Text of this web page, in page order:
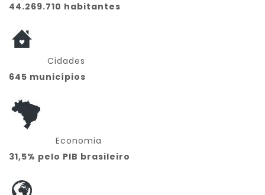
44.269.710 habitantes
Cidades
645 municípios
Economia
31,5% pelo PIB brasileiro